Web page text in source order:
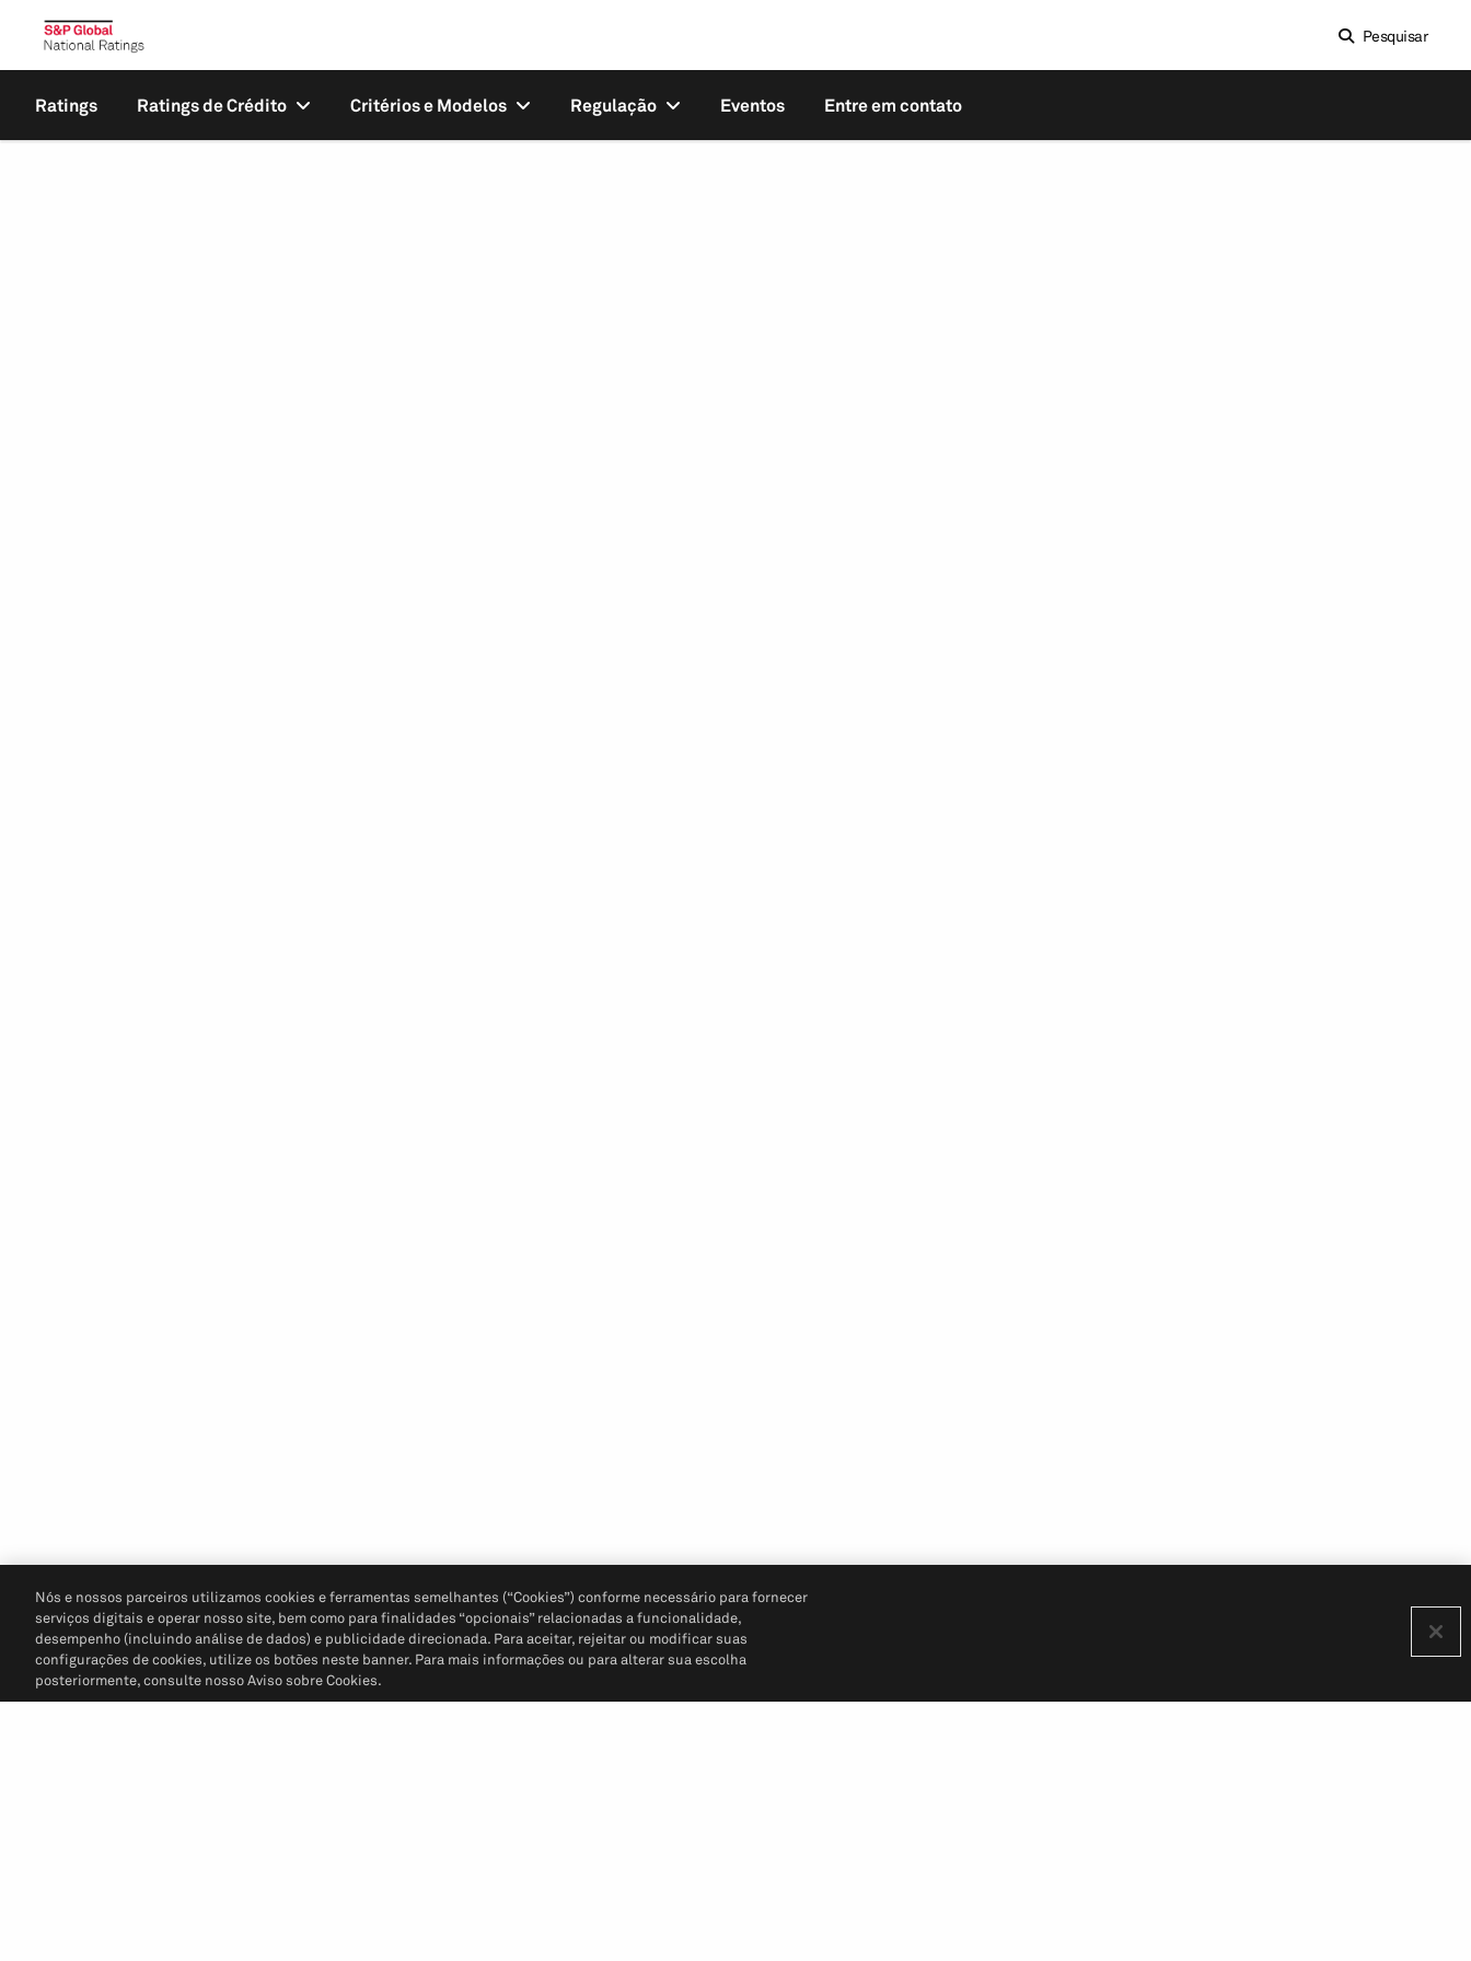
Pesquisar
Ratings Ratings de Crédito Critérios e Modelos Regulação Eventos Entre em contato
Nós e nossos parceiros utilizamos cookies e ferramentas semelhantes (“Cookies”) conforme necessário para fornecer
serviços digitais e operar nosso site, bem como para finalidades “opcionais” relacionadas a funcionalidade,
desempenho (incluindo análise de dados) e publicidade direcionada. Para aceitar, rejeitar ou modificar suas
configurações de cookies, utilize os botões neste banner. Para mais informações ou para alterar sua escolha
posteriormente, consulte nosso Aviso sobre Cookies.